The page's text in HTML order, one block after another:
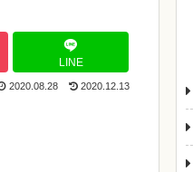
LINE
2020.08.28 2020.12.13